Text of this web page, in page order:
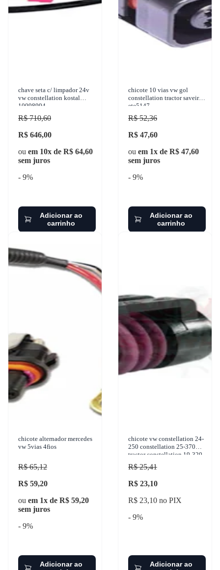
chave seta c/ limpador 24v
vw constellation kostal
10098994
R$ 710,60
R$ 646,00
ou em 10x de R$ 64,60
sem juros
- 9%
Adicionar ao
carrinho
chicote 10 vias vw gol
constellation tractor saveiro
ete5147
R$ 52,36
R$ 47,60
ou em 1x de R$ 47,60
sem juros
- 9%
Adicionar ao
carrinho
chicote alternador mercedes
vw 5vias 4fios
R$ 65,12
R$ 59,20
ou em 1x de R$ 59,20
sem juros
- 9%
Adicionar ao
chicote vw constellation 24-
250 constellation 25-370
tractor constellation 19-320
titan constellat
R$ 25,41
R$ 23,10
R$ 23,10 no PIX
- 9%
Adicionar ao